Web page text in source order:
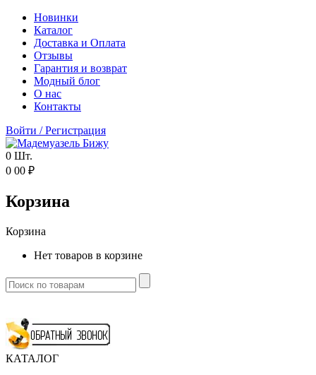
Новинки
Каталог
Доставка и Оплата
Отзывы
Гарантия и возврат
Модный блог
О нас
Контакты
Войти /Регистрация
0 Шт.
0 00 ₽
Корзина
Корзина
Нет товаров в корзине
КАТАЛОГ